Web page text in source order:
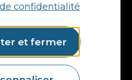
confidentialité
et fermer